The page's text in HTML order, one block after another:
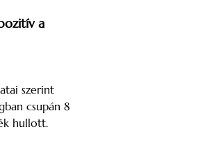
a
szerint
csupán 8
hullott.